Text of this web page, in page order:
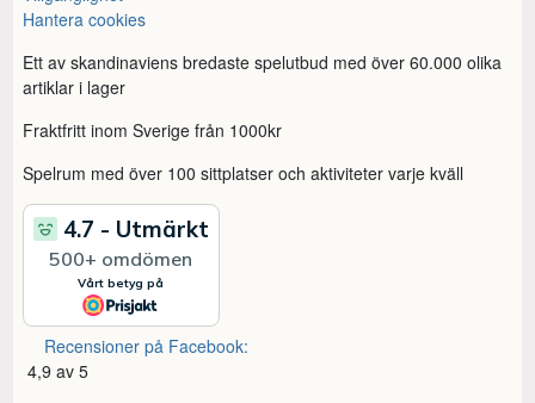
Hantera cookies
Ett av skandinaviens bredaste spelutbud med över 60.000 olika
artiklar i lager
Fraktfritt inom Sverige från 1000kr
Spelrum med över 100 sittplatser och aktiviteter varje kväll
Recensioner på Facebook:
4,9 av 5